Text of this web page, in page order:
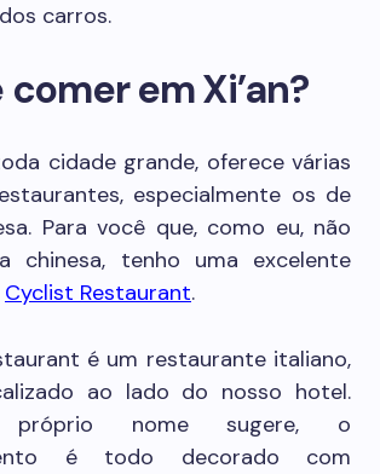
carros.
comer em Xi’an?
cidade grande, oferece várias
especialmente os de
Para você que, como eu, não
chinesa, tenho uma excelente
Cyclist Restaurant.
é um restaurante italiano,
ao lado do nosso hotel.
nome sugere, o
é todo decorado com